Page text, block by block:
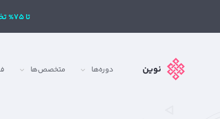
تا 75% تخفیف
نوین دوره‌ها متخصص‌ها